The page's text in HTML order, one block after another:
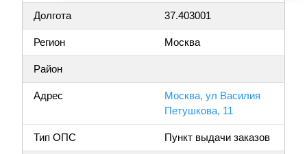
Долгота 37.403001
Регион Москва
Район
Адрес
Москва, ул Василия
Петушкова, 11
Тип ОПС Пункт выдачи заказов